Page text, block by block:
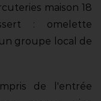
maison 18
: omelette
groupe local de
de l'entrée